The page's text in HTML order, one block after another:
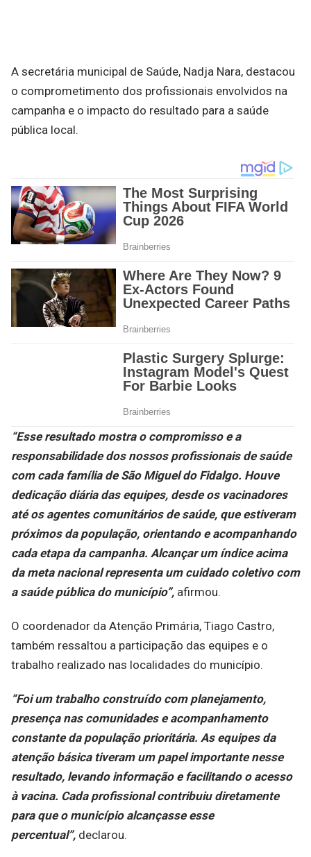
A secretária municipal de Saúde, Nadja Nara, destacou
o comprometimento dos profissionais envolvidos na
campanha e o impacto do resultado para a saúde
pública local.
“Esse resultado mostra o compromisso e a
responsabilidade dos nossos profissionais de saúde
com cada família de São Miguel do Fidalgo. Houve
dedicação diária das equipes, desde os vacinadores
até os agentes comunitários de saúde, que estiveram
próximos da população, orientando e acompanhando
cada etapa da campanha. Alcançar um índice acima
da meta nacional representa um cuidado coletivo com
a saúde pública do município”, afirmou.
O coordenador da Atenção Primária, Tiago Castro,
também ressaltou a participação das equipes e o
trabalho realizado nas localidades do município.
“Foi um trabalho construído com planejamento,
presença nas comunidades e acompanhamento
constante da população prioritária. As equipes da
atenção básica tiveram um papel importante nesse
resultado, levando informação e facilitando o acesso
à vacina. Cada profissional contribuiu diretamente
para que o município alcançasse esse
percentual”, declarou.